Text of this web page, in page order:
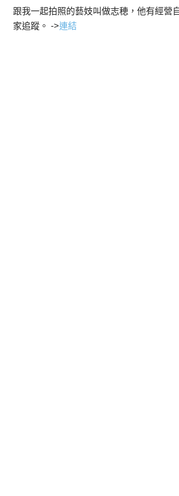
跟我一起拍照的藝妓叫做志穂，他有經營
家追蹤。 ->連結